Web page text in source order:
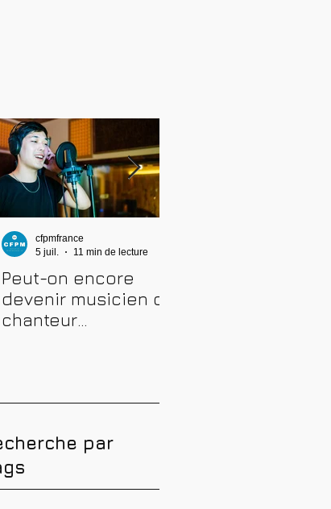
Peut-on encore
devenir musicien ou
chanteur
à éviter
cfpmfrance
5 juil.
11 min de lecture
par